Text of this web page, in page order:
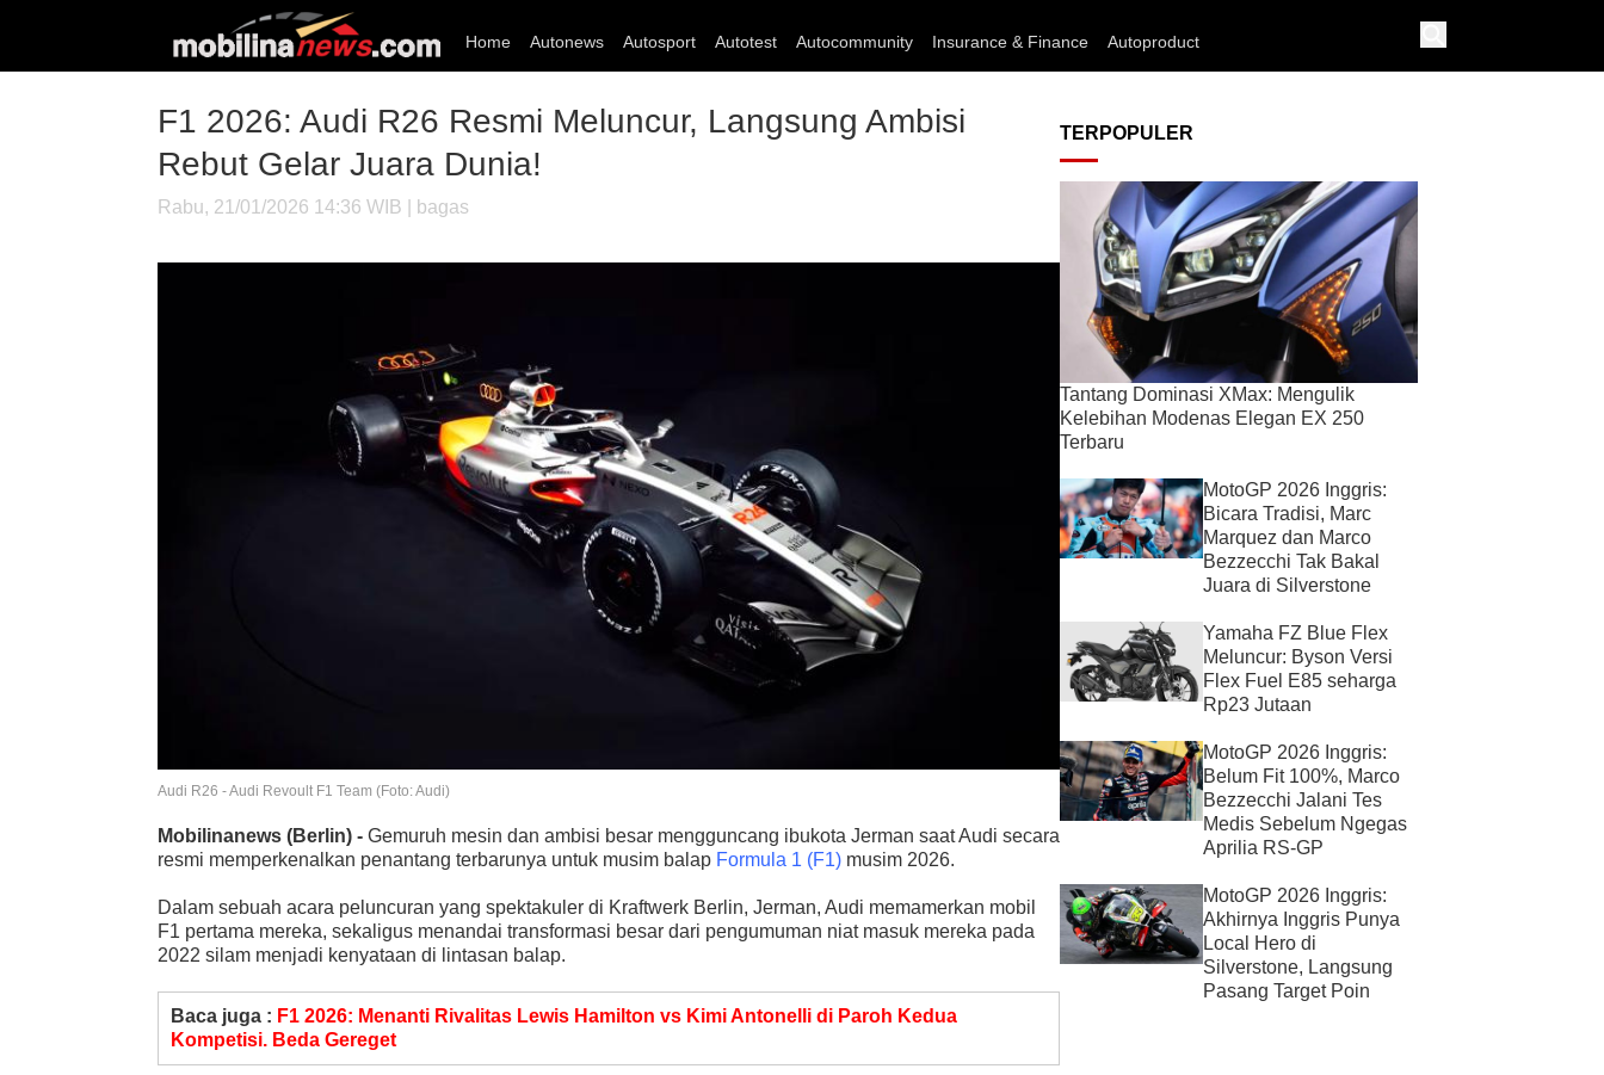
Home Autonews Autosport Autotest Autocommunity Insurance & Finance Autoproduct
F1 2026: Audi R26 Resmi Meluncur, Langsung Ambisi
Rebut Gelar Juara Dunia!
Rabu, 21/01/2026 14:36 WIB | bagas
Audi R26 - Audi Revoult F1 Team (Foto: Audi)
Mobilinanews (Berlin) - Gemuruh mesin dan ambisi besar mengguncang ibukota Jerman saat Audi secara
resmi memperkenalkan penantang terbarunya untuk musim balap Formula 1 (F1) musim 2026.
Dalam sebuah acara peluncuran yang spektakuler di Kraftwerk Berlin, Jerman, Audi memamerkan mobil
F1 pertama mereka, sekaligus menandai transformasi besar dari pengumuman niat masuk mereka pada
2022 silam menjadi kenyataan di lintasan balap.
Baca juga : F1 2026: Menanti Rivalitas Lewis Hamilton vs Kimi Antonelli di Paroh Kedua
Kompetisi. Beda Gereget
TERPOPULER
Tantang Dominasi XMax: Mengulik
Kelebihan Modenas Elegan EX 250
Terbaru
MotoGP 2026 Inggris:
Bicara Tradisi, Marc
Marquez dan Marco
Bezzecchi Tak Bakal
Juara di Silverstone
Yamaha FZ Blue Flex
Meluncur: Byson Versi
Flex Fuel E85 seharga
Rp23 Jutaan
MotoGP 2026 Inggris:
Belum Fit 100%, Marco
Bezzecchi Jalani Tes
Medis Sebelum Ngegas
Aprilia RS-GP
MotoGP 2026 Inggris:
Akhirnya Inggris Punya
Local Hero di
Silverstone, Langsung
Pasang Target Poin